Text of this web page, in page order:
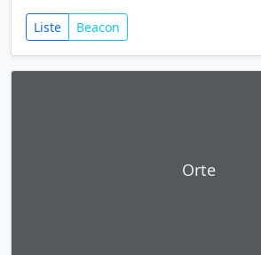
Liste Beacon
Orte